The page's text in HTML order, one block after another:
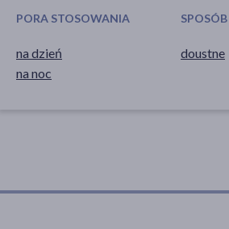
PORA STOSOWANIA
na dzień
na noc
doustne